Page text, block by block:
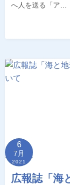
へ人を送る「ア…
6
7月
2021
広報誌「海